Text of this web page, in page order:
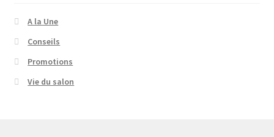
A la Une
Conseils
Promotions
Vie du salon